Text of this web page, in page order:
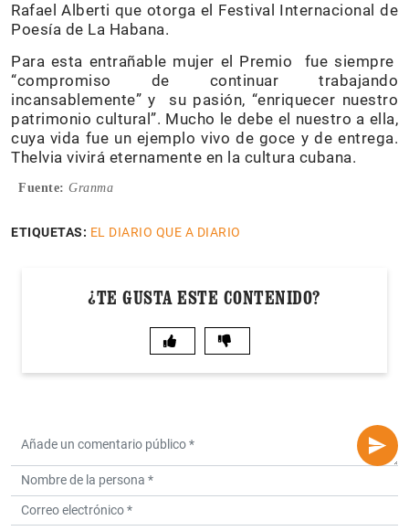
Rafael Alberti que otorga el Festival Internacional de
Poesía de La Habana.
Para esta entrañable mujer el Premio fue siempre
“compromiso de continuar trabajando
incansablemente” y su pasión, “enriquecer nuestro
patrimonio cultural”. Mucho le debe el nuestro a ella,
cuya vida fue un ejemplo vivo de goce y de entrega.
Thelvia vivirá eternamente en la cultura cubana.
Fuente: Granma
ETIQUETAS: EL DIARIO QUE A DIARIO
¿TE GUSTA ESTE CONTENIDO?